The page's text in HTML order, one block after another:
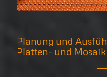
Planung und
Platten- und